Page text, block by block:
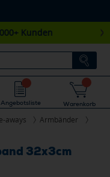
Angebotsliste Warenkorb
aways
Armbänder
32x3cm